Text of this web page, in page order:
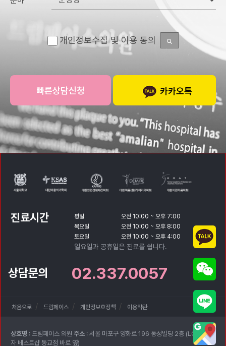
개인정보수집 및 이용 동의
카카오톡
진료시간 평일
오전 10:00 ~ 오후 7:00
목요일
오전 10:00 ~ 오후 8:00
토요일
오전 10:00 ~ 오후 4:00
일요일과 공휴일은 진료를 쉽니다.
상담문의 02.337.0057
처음으로 드림페이스 개인정보호정책 이용약관
상호명 : 드림페이스 의원 주소 : 서울 마포구 양화로 196 동성빌딩 2층 (LG전
자 베스트샵 동교점 바로 옆)